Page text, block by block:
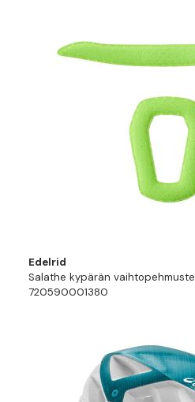
Edelrid
Salathe kypärän vaihtopehmuste
720590001380